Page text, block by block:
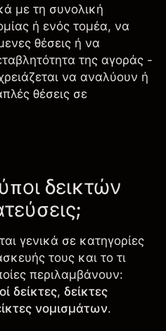
με τη συνολική
ή ενός τομέα, να
θέσεις ή να
της αγοράς -
να αναλύουν ή
θέσεις σε
δεικτών
γενικά σε κατηγορίες
τους και το τι
περιλαμβάνουν:
δείκτες, δείκτες
νομισμάτων.